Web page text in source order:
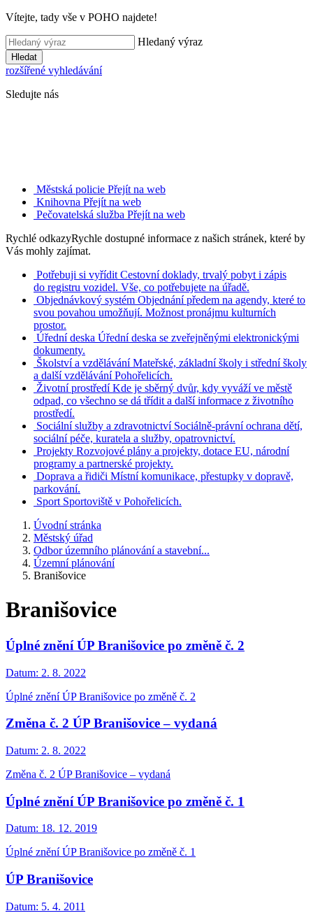
Vítejte, tady vše v POHO najdete!
Hledaný výraz
Hledat
rozšířené vyhledávání
Sledujte nás
Městská policie Přejít na web
Knihovna Přejít na web
Pečovatelská služba Přejít na web
Rychlé odkazyRychle dostupné informace z našich stránek, které by
Vás mohly zajímat.
Potřebuji si vyřídit Cestovní doklady, trvalý pobyt i zápis
do registru vozidel. Vše, co potřebujete na úřadě.
Objednávkový systém Objednání předem na agendy, které to
svou povahou umožňují. Možnost pronájmu kulturních
prostor.
Úřední deska Úřední deska se zveřejněnými elektronickými
dokumenty.
Školství a vzdělávání Mateřské, základní školy i střední školy
a další vzdělávání Pohořelicích.
Životní prostředí Kde je sběrný dvůr, kdy vyváží ve městě
odpad, co všechno se dá třídit a další informace z životního
prostředí.
Sociální služby a zdravotnictví Sociálně-právní ochrana dětí,
sociální péče, kuratela a služby, opatrovnictví.
Projekty Rozvojové plány a projekty, dotace EU, národní
programy a partnerské projekty.
Doprava a řidiči Místní komunikace, přestupky v dopravě,
parkování.
Sport Sportoviště v Pohořelicích.
Úvodní stránka
Městský úřad
Odbor územního plánování a stavební...
Územní plánování
Branišovice
Branišovice
Úplné znění ÚP Branišovice po změně č. 2
Datum: 2. 8. 2022
Úplné znění ÚP Branišovice po změně č. 2
Změna č. 2 ÚP Branišovice – vydaná
Datum: 2. 8. 2022
Změna č. 2 ÚP Branišovice – vydaná
Úplné znění ÚP Branišovice po změně č. 1
Datum: 18. 12. 2019
Úplné znění ÚP Branišovice po změně č. 1
ÚP Branišovice
Datum: 5. 4. 2011